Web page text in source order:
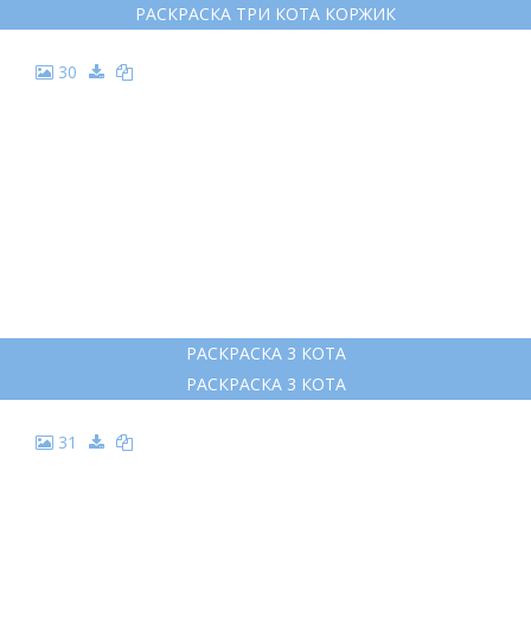
РАСКРАСКА ТРИ КОТА КОРЖИК
30
РАСКРАСКА 3 КОТА
РАСКРАСКА 3 КОТА
31